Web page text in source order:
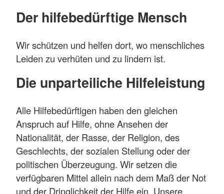
Der hilfebedürftige Mensch
Wir schützen und helfen dort, wo menschliches
Leiden zu verhüten und zu lindern ist.
Die unparteiliche Hilfeleistung
Alle Hilfebedürftigen haben den gleichen
Anspruch auf Hilfe, ohne Ansehen der
Nationalität, der Rasse, der Religion, des
Geschlechts, der sozialen Stellung oder der
politischen Überzeugung. Wir setzen die
verfügbaren Mittel allein nach dem Maß der Not
und der Dringlichkeit der Hilfe ein. Unsere